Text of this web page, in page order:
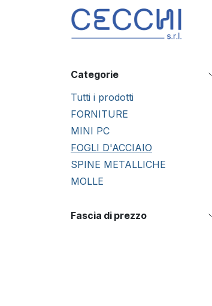
Passa al contenuto
Categorie
Tutti i prodotti
FORNITURE
MINI PC
FOGLI D'ACCIAIO
SPINE METALLICHE
MOLLE
Fascia di prezzo